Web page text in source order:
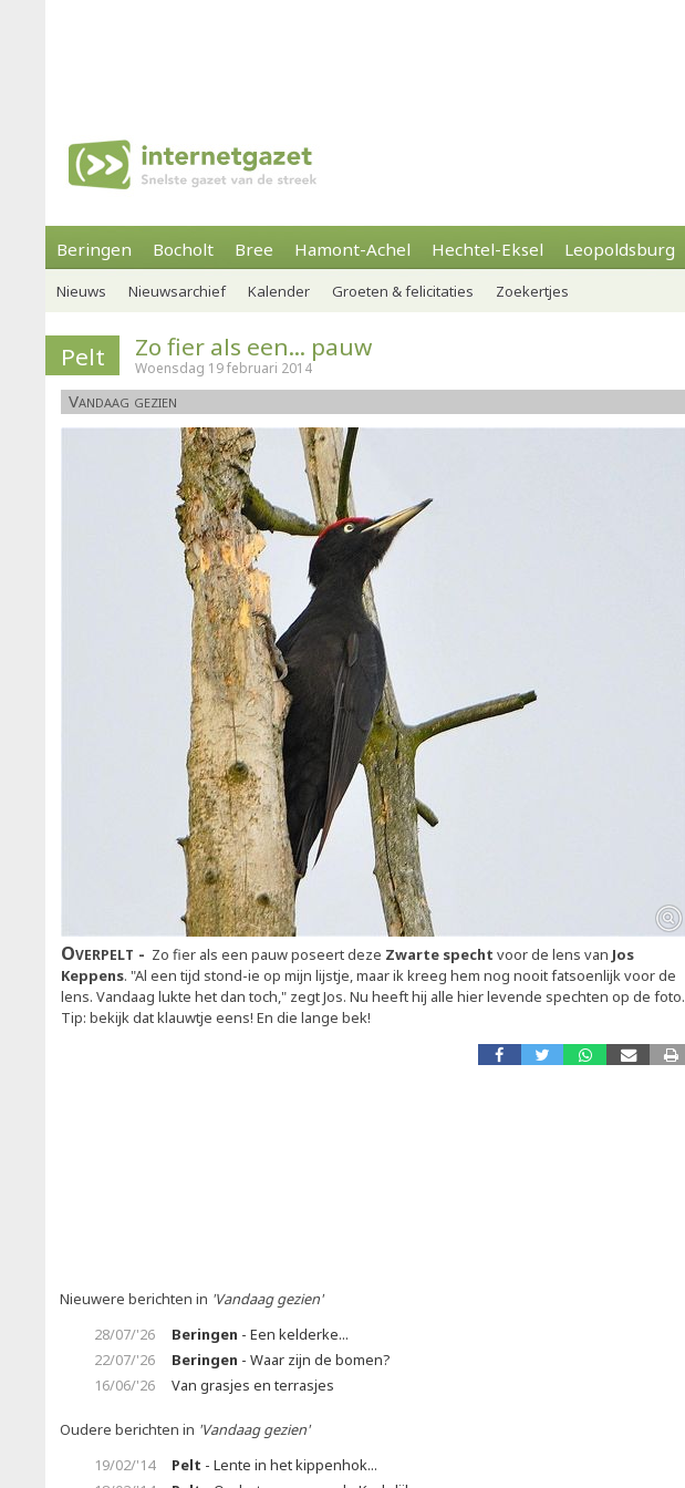
Beringen Bocholt Bree Hamont-Achel Hechtel-Eksel Leopoldsburg
Nieuws Nieuwsarchief Kalender Groeten & felicitaties Zoekertjes
Pelt Zo fier als een... pauw
Woensdag 19 februari 2014
Vandaag gezien
Overpelt Zo fier als een pauw poseert deze Zwarte specht voor de lens van Jos
Keppens. "Al een tijd stond-ie op mijn lijstje, maar ik kreeg hem nog nooit fatsoenlijk voor de
lens. Vandaag lukte het dan toch," zegt Jos. Nu heeft hij alle hier levende spechten op de foto.
Tip: bekijk dat klauwtje eens! En die lange bek!
Nieuwere berichten in 'Vandaag gezien'
28/07/'26
Beringen - Een kelderke...
22/07/'26
Beringen - Waar zijn de bomen?
16/06/'26
Van grasjes en terrasjes
Oudere berichten in 'Vandaag gezien'
19/02/'14
Pelt - Lente in het kippenhok...